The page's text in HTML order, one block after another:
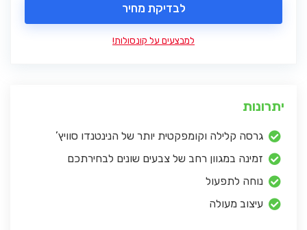
לבדיקת מחיר
למבצעים על קונסולות!
יתרונות
גרסה קלילה וקומפקטית יותר של הנינטנדו סוויץ’
זמינה במגוון רחב של צבעים שונים לבחירתכם
נוחה לתפעול
עיצוב מעולה